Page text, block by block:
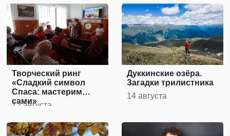
Творческий ринг
«Сладкий символ
Спаса: мастерим
сами»
12 августа
Дуккинские озёра.
Загадки трилистника
14 августа